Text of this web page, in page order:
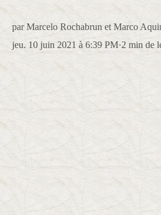
par Marcelo Rochabrun et Marco
jeu. 10 juin 2021 à 6:39 PM·2 min de